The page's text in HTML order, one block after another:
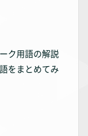
ク用語の解説
をまとめてみ